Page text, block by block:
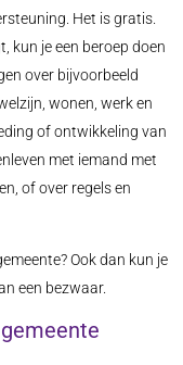
Het is gratis.
kun je een beroep doen
over bijvoorbeeld
wonen, werk en
of ontwikkeling van
met iemand met
of over regels en
Ook dan kun je
een bezwaar.